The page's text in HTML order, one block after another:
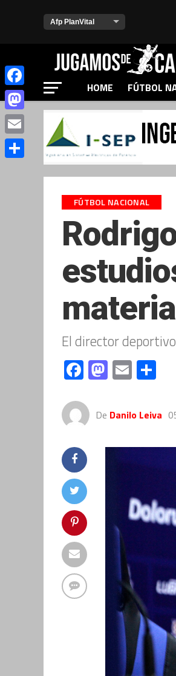
HOME FÚTBOL
FÚTBOL NACIONAL
El director
Facebook
Mastodon
Email
De Danilo Leiva
Facebook
Mastodon
Email
Compartir